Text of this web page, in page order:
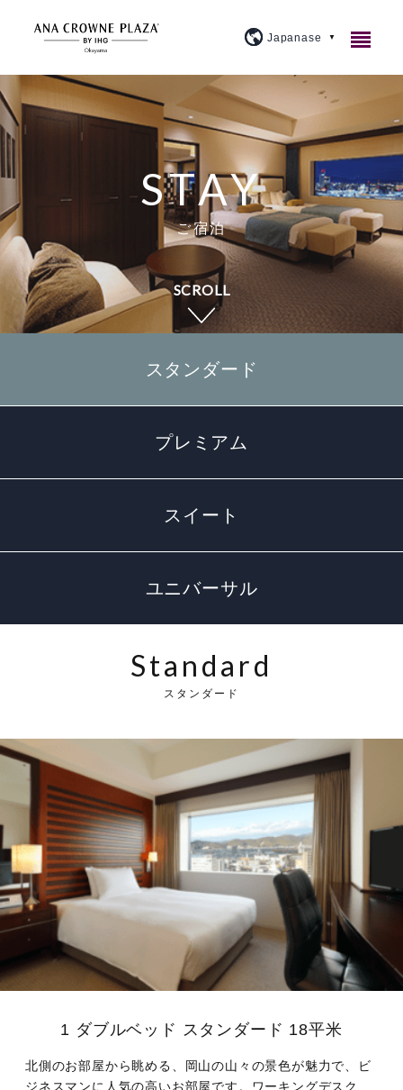
ご宿泊
客室紹介
スタンダード
プレミアム
スイート
アメニティ・貸出備品
朝食のご案内
よくあるご質問
プラン紹介
ANA会員プラン
観光グルメ
ファミリープラン
IHGリワーズクラブ会員様プラン
期間限定シーズンプラン
ルームサービス
宿泊約款・利用規約
レストラン＆バー
1F カジュアルダイニングウルバーノ
20F 和食ダイニング 廚洊
20F 鉄板コーナー おさふね
20F スカイバー＆ラウンジ 洊
記念日プラン
トピックス
レストラン＆バーのお問い合わせ
宴会場のご案内
大宴会場『曲水』
スカイバンケット
小宴会場『花葉』『花交』『延養』
ミーティングプラン
クラウンプラザミーティングディレクター
宴会プランのご紹介
テーブルマナープラン
プライベートミーティングプラン
スタンダードパーティプラン
宴会・会場の直通予約電話
営業時間 9:00 ～ 18:00
ウェディング
ブライダルフェア
イベントカレンダー
フォトギャラリー
パーティーレポート
チャペル -Jewel-
神殿 -鳳笙-
披露宴会場
宙 -Sora-
京山 -kyoyama-
廚洊 -Kuriya sen-
ウルバーノ -Urbano-
トピックス
Wedding公式Instagram
施設案内
アクセス
STAY
ご宿泊
SCROLL
スタンダード
プレミアム
スイート
ユニバーサル
Standard
スタンダード
1 ダブルベッド スタンダード 18平米
北側のお部屋から眺める、岡山の山々の景色が魅力で、ビ
ジネスマンに人気の高いお部屋です。ワーキングデスク